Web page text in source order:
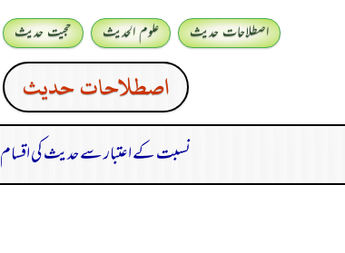
اصطلاحات حدیث علوم الحدیث حجیت حدیث
اصطلاحات حدیث
نسبت کے اعتبار سے حدیث کی اقسام